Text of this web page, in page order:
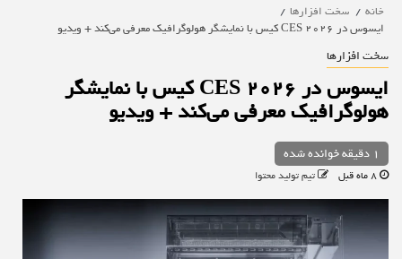
خانه
سخت افزارها
ایسوس در CES 2026 کیس با نمایشگر هولوگرافیک معرفی می‌کند + ویدیو
سخت افزارها
ایسوس در CES 2026 کیس با نمایشگر
هولوگرافیک معرفی می‌کند + ویدیو
1 دقیقه خوانده شده
تیم تولید محتوا